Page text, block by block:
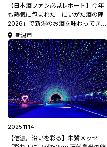
【日本酒ファン必見レポート】今年
も熱気に包まれた「にいがた酒の陣
2026」で新潟のお酒を味わってきま
した！
新潟市
2025.11.14
【信濃川沿いを彩る】朱鷺メッセ